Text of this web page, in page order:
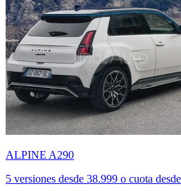
ALPINE A290
5 versiones desde 38.999 o cuota desde